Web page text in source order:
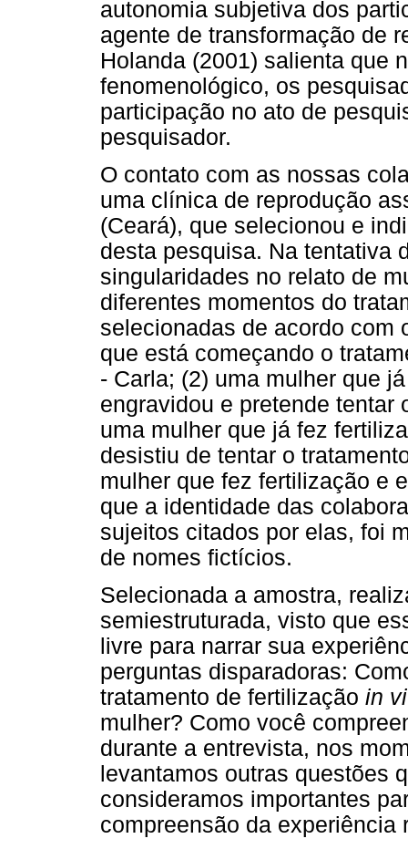
autonomia subjetiva dos
agente de transformação de
Holanda (2001) salienta que
fenomenológico, os
participação no ato de
pesquisador.
O contato com as nossas
uma clínica de reprodução
(Ceará), que selecionou e
desta pesquisa. Na tentativa
singularidades no relato de
diferentes momentos do
selecionadas de acordo com
que está começando o
- Carla; (2) uma mulher que
engravidou e pretende tentar
uma mulher que já fez
desistiu de tentar o
mulher que fez fertilização e
que a identidade das
sujeitos citados por elas, foi
de nomes fictícios.
Selecionada a amostra,
semiestruturada, visto que
livre para narrar sua
perguntas disparadoras:
tratamento de fertilização in
mulher? Como você
durante a entrevista, nos
levantamos outras questões
consideramos importantes
compreensão da experiência